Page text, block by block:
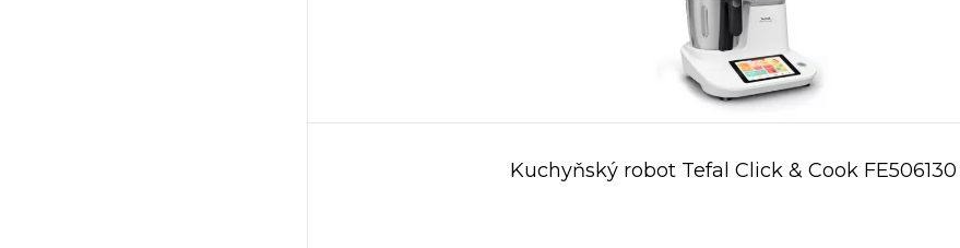
Kuchyňský robot Tefal Click & Cook FE506130